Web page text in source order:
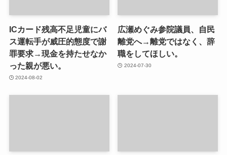
ICカード残高不足児童にバ
ス運転手が威圧的態度で謝
罪要求→現金を持たせなか
った親が悪い。
2024-08-02
広瀬めぐみ参院議員、自民
離党へ→離党ではなく、辞
職をしてほしい。
2024-07-30